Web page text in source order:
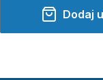
Dodaj